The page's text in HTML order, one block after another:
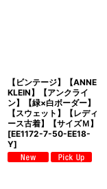
【ビンテージ】【ANNE
KLEIN】【アンクライ
ン】【緑×白ボーダー】
【スウェット】【レディ
ース古着】【サイズＭ】
[EE1172-7-50-EE18-
Y]